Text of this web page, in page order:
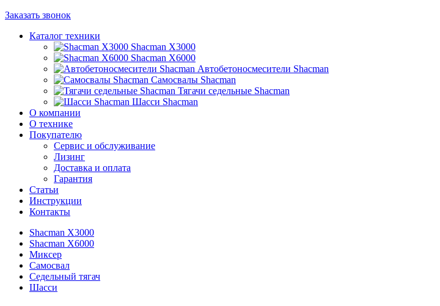
Заказать звонок
Каталог техники
Shacman X3000
Shacman X6000
Автобетоносмесители Shacman
Самосвалы Shacman
Тягачи седельные Shacman
Шасси Shacman
О компании
О технике
Покупателю
Сервис и обслуживание
Лизинг
Доставка и оплата
Гарантия
Статьи
Инструкции
Контакты
Shacman X3000
Shacman X6000
Миксер
Самосвал
Седельный тягач
Шасси